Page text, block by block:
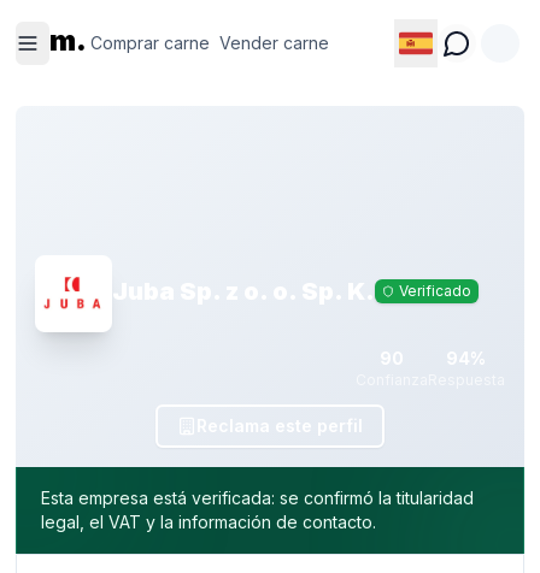
m. Comprar carne Vender carne
carne
carne
Juba Sp. z o. o. Sp. K. Verificado
90 94%
Reclama este perfil
Esta empresa está verificada: se confirmó la titularidad
legal, el VAT y la información de contacto.